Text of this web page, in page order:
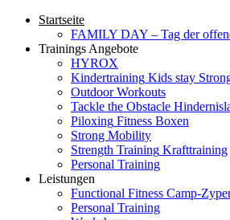
Startseite
FAMILY DAY – Tag der
Trainings Angebote
HYROX
Kindertraining Kids stay
Outdoor Workouts
Tackle the Obstacle
Piloxing Fitness Boxen
Strong Mobility
Strength Training Krafttraining
Personal Training
Leistungen
Functional Fitness Camp-
Personal Training